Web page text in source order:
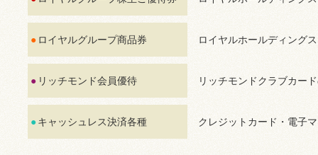
ロイヤルグループ商品券 ロイヤルホールディング
リッチモンド会員優待 リッチモンドクラブカー
キャッシュレス決済各種 クレジットカード・電子